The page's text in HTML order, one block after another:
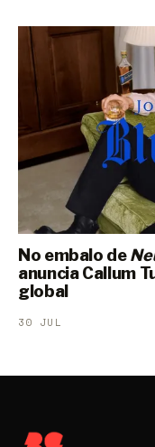
No embalo de
anuncia Callum
global
30 JUL